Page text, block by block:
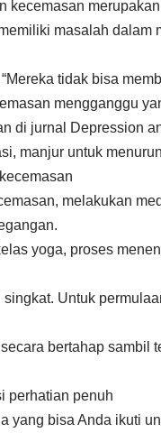
kecemasan
masalah dalam
tidak bisa
mengganggu
di jurnal Depression
manjur untuk
melakukan
yoga, proses
Untuk
bertahap sambil
perhatian penuh
yang bisa Anda ikuti